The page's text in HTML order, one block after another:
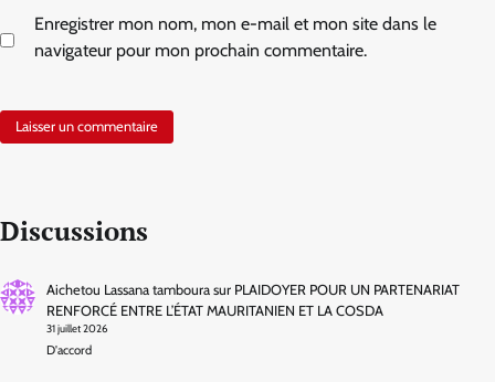
Enregistrer mon nom, mon e-mail et mon site dans le
navigateur pour mon prochain commentaire.
Discussions
Aichetou Lassana tambourasur PLAIDOYER POUR UN PARTENARIAT
RENFORCÉ ENTRE L’ÉTAT MAURITANIEN ET LA COSDA
31 juillet 2026
D'accord